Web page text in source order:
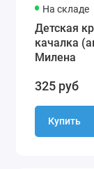
На складе
Детская
качалка
Милена
325 руб
Купить